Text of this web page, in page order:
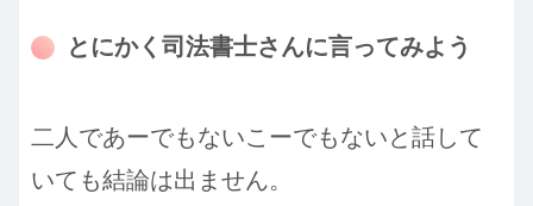
とにかく司法書士さんに言ってみよう
二人であーでもないこーでもないと話して
いても結論は出ません。